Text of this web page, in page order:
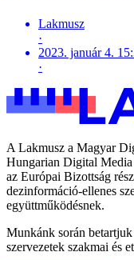
Lakmusz
·
2023. január 4.
·
A Lakmusz a Magyar
Hungarian Digital
az Európai Bizottság
dezinformáció-ellenes
együttműködésnek.
Munkánk során
szervezetek szakmai és